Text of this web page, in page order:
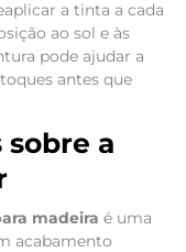
a tinta a cada
ao sol e às
pode ajudar a
antes que
sobre a
madeira é uma
acabamento